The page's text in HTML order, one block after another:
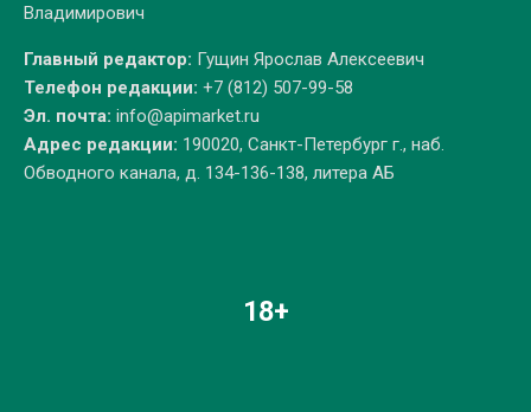
Владимирович
Главный редактор: Гущин Ярослав Алексеевич
Телефон редакции: +7 (812) 507-99-58
Эл. почта: info@apimarket.ru
Адрес редакции: 190020, Санкт-Петербург г., наб.
Обводного канала, д. 134-136-138, литера АБ
18+